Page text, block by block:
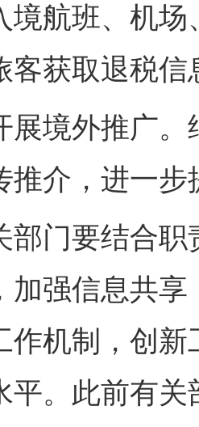
境航班、机
客获取退税信
外推广。
推介，进一
要结合职
加强信息共
作机制，创
平。此前有
有效落实
保障